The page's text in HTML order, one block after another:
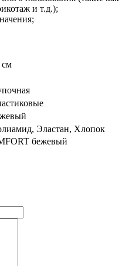
и т.д.);
см
Эластан, Хлопок
бежевый